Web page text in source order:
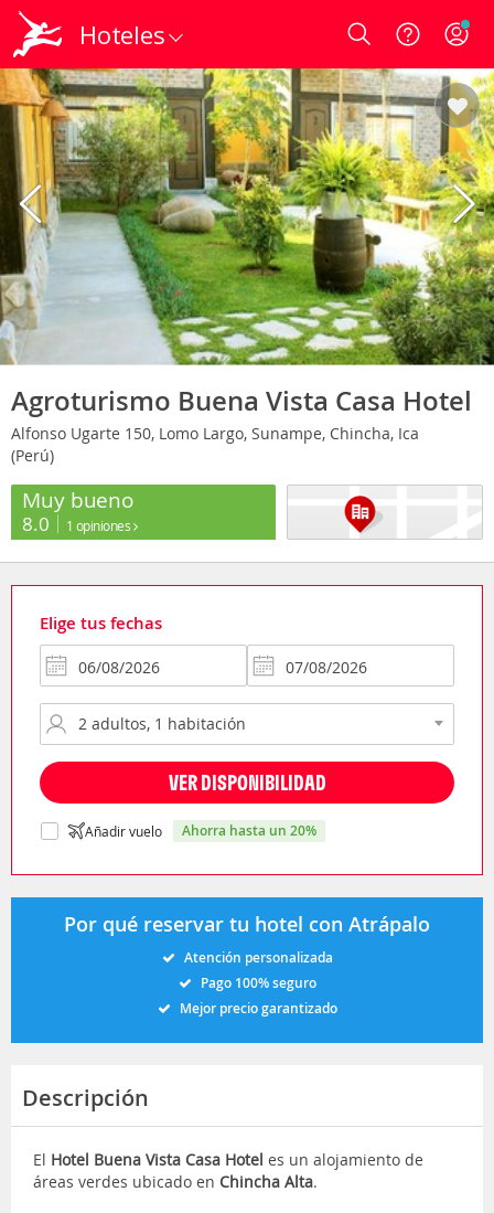
Hoteles Login
Agroturismo Buena Vista Casa Hotel
Alfonso Ugarte 150, Lomo Largo, Sunampe, Chincha, Ica
(Perú)
Muy bueno
8.0 1 opiniones
Elige tus fechas
VER DISPONIBILIDAD
Añadir vuelo ahorra hasta un 20%
Por qué reservar tu hotel con Atrápalo
Atención personalizada
Pago 100% seguro
Mejor precio garantizado
Descripción
El Hotel Buena Vista Casa Hotel es un alojamiento de
áreas verdes ubicado en Chincha Alta.